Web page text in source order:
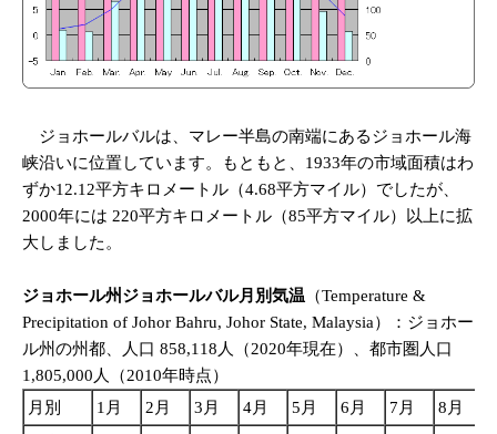
ジョホールバルは、マレー半島の南端にあるジョホール海
峡沿いに位置しています。もともと、1933年の市域面積はわ
ずか12.12平方キロメートル（4.68平方マイル）でしたが、
2000年には 220平方キロメートル（85平方マイル）以上に拡
大しました。
ジョホール州ジョホールバル月別気温 （Temperature &
Precipitation of Johor Bahru, Johor State, Malaysia）：ジョホー
ル州の州都、人口 858,118人（2020年現在）、都市圏人口
1,805,000人（2010年時点）
月別
1月 2月 3月 4月 5月 6月 7月 8月